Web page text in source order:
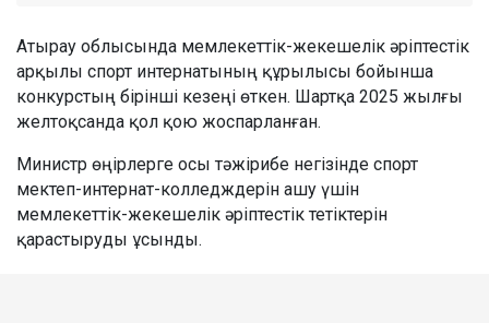
Атырау облысында мемлекеттік-жекешелік әріптестік
арқылы спорт интернатының құрылысы бойынша
конкурстың бірінші кезеңі өткен. Шартқа 2025 жылғы
желтоқсанда қол қою жоспарланған.
Министр өңірлерге осы тәжірибе негізінде спорт
мектеп-интернат-колледждерін ашу үшін
мемлекеттік-жекешелік әріптестік тетіктерін
қарастыруды ұсынды.